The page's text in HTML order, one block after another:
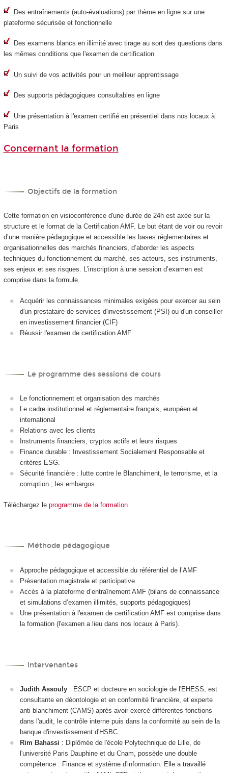
Des entraînements (auto-évaluations) par thème en ligne sur une
plateforme sécurisée et fonctionnelle
Des examens blancs en illimité avec tirage au sort des questions dans
les mêmes conditions que l'examen de certification
Un suivi de vos activités pour un meilleur apprentissage
Des supports pédagogiques consultables en ligne
Une présentation à l'examen certifié en présentiel dans nos locaux à
Paris
Concernant la formation
Objectifs de la formation
Cette formation en visioconférence d'une durée de 24h est axée sur la
structure et le format de la Certification AMF. Le but étant de voir ou revoir
d’une manière pédagogique et accessible les bases réglementaires et
organisationnelles des marchés financiers, d’aborder les aspects
techniques du fonctionnement du marché, ses acteurs, ses instruments,
ses enjeux et ses risques. L’inscription à une session d’examen est
comprise dans la formule.
Acquérir les connaissances minimales exigées pour exercer au sein
d'un prestataire de services d'investissement (PSI) ou d'un conseiller
en investissement financier (CIF)
Réussir l'examen de certification AMF
Le programme des sessions de cours
Le fonctionnement et organisation des marchés
Le cadre institutionnel et réglementaire français, européen et
international
Relations avec les clients
Instruments financiers, cryptos actifs et leurs risques
Finance durable : Investissement Socialement Responsable et
critères ESG.
Sécurité financière : lutte contre le Blanchiment, le terrorisme, et la
corruption ; les embargos
Téléchargez le programme de la formation
Méthode pédagogique
Approche pédagogique et accessible du référentiel de l’AMF
Présentation magistrale et participative
Accès à la plateforme d’entraînement AMF (bilans de connaissance
et simulations d’examen illimités, supports pédagogiques)
Une présentation à l'examen de certification AMF est comprise dans
la formation (l'examen a lieu dans nos locaux à Paris).
Intervenantes
Judith Assouly : ESCP et docteure en sociologie de l'EHESS, est
consultante en déontologie et en conformité financière, et experte
anti blanchiment (CAMS) après avoir exercé différentes fonctions
dans l'audit, le contrôle interne puis dans la conformité au sein de la
banque d'investissement d'HSBC.
Rim Bahassi : Diplômée de l'école Polytechnique de Lille, de
l'université Paris Dauphine et du Cnam, possède une double
compétence : Finance et système d'information. Elle a travaillé